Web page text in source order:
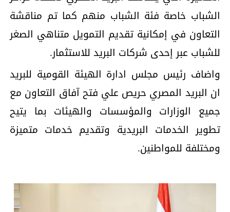
الشباب خاصة فئة الشباب منهم كما تم مناقشة
التعاون في إمكانية تقديم التمويل متناهي الصغر
للشباب عبر إحدى شركات البريد للاستثمار.
واضاف رئيس مجلس ادارة الهيئة القومية للبريد
ان البريد المصري حريص علي فتح آفاق التعاون مع
جميع الوزارات والمؤسسات والهيئات بما يتيح
تطوير الخدمات البريدية وتقديم خدمات متميزة
ومختلفة للمواطنين.